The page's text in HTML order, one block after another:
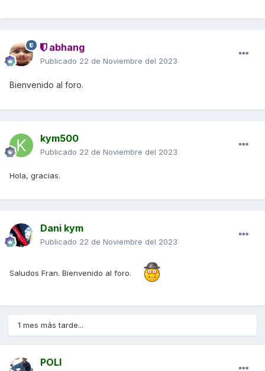
abhang
Publicado 22 de Noviembre del 2023
Bienvenido al foro.
kym500
Publicado 22 de Noviembre del 2023
Hola, gracias.
Dani kym
Publicado 22 de Noviembre del 2023
Saludos Fran. Bienvenido al foro.
1 mes más tarde...
POLI